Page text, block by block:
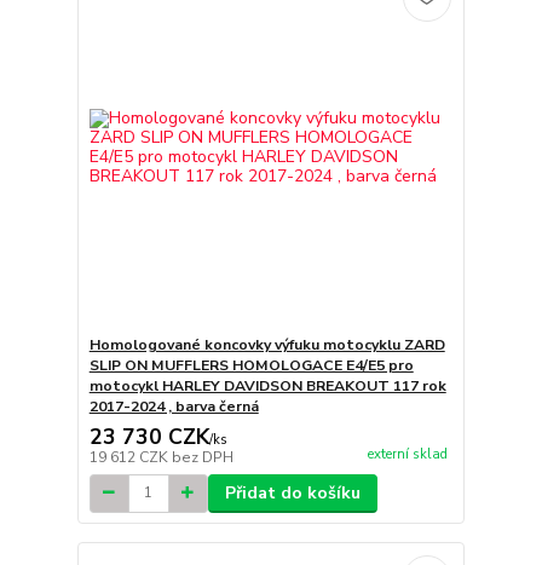
Homologované koncovky výfuku motocyklu ZARD
SLIP ON MUFFLERS HOMOLOGACE E4/E5 pro
motocykl HARLEY DAVIDSON BREAKOUT 117 rok
2017-2024 , barva černá
23 730 CZK/ks
19 612 CZK bez DPH externí sklad
Přidat do košíku